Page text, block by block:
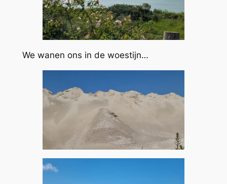
We wanen ons in de woestijn…